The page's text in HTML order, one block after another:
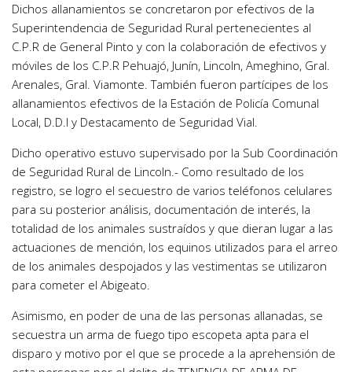
Dichos allanamientos se concretaron por efectivos de la
Superintendencia de Seguridad Rural pertenecientes al
C.P.R de General Pinto y con la colaboración de efectivos y
móviles de los C.P.R Pehuajó, Junín, Lincoln, Ameghino, Gral.
Arenales, Gral. Viamonte. También fueron partícipes de los
allanamientos efectivos de la Estación de Policía Comunal
Local, D.D.I y Destacamento de Seguridad Vial.
Dicho operativo estuvo supervisado por la Sub Coordinación
de Seguridad Rural de Lincoln.- Como resultado de los
registro, se logro el secuestro de varios teléfonos celulares
para su posterior análisis, documentación de interés, la
totalidad de los animales sustraídos y que dieran lugar a las
actuaciones de mención, los equinos utilizados para el arreo
de los animales despojados y las vestimentas se utilizaron
para cometer el Abigeato.
Asimismo, en poder de una de las personas allanadas, se
secuestra un arma de fuego tipo escopeta apta para el
disparo y motivo por el que se procede a la aprehensión de